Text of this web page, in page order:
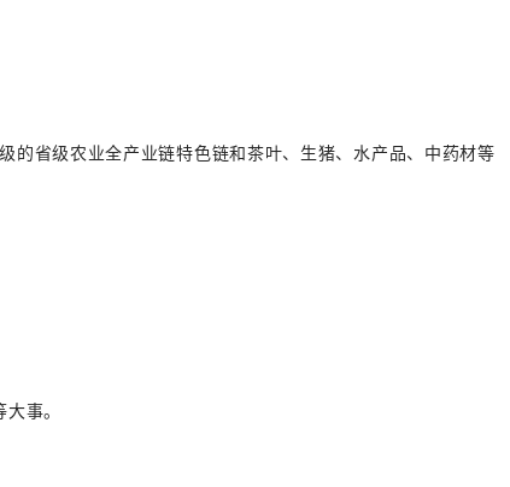
的省级农业全产业链特色链和茶叶、生猪、水产品、中药材等
事。